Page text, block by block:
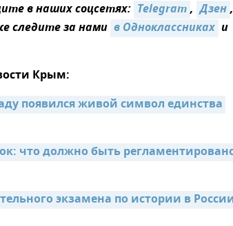
в наших соцсетях: Telegram, Дзен,
следите за нами в Одноклассниках и
Крым:
появился живой символ единства
что должно быть
экзамена по истории в